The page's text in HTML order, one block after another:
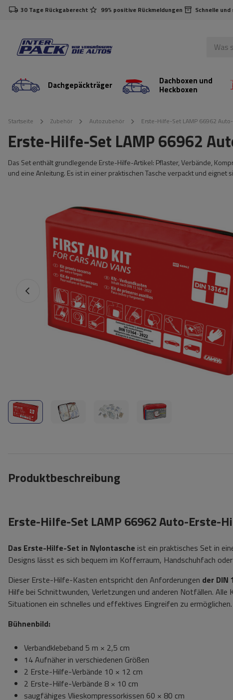
30 Tage Rückgaberecht 99% positive Rückmeldungen Schnelle
Dachgepäckträger Dachboxen und
Heckboxen
Startseite Zubehör Autozubehör Erste-Hilfe-Set LAMP 66962
Erste-Hilfe-Set LAMP 66962
Das Set enthält grundlegende Erste-Hilfe-Artikel: Pflaster, Verbände,
und eine Anleitung. Es ist in einer praktischen Tasche verpackt und eignet
Produktbeschreibung
Erste-Hilfe-Set LAMP 66962 Auto-Erste-
Das Erste-Hilfe-Set in Nylontasche ist ein praktisches Set in
Designs lässt es sich bequem im Kofferraum, Handschuhfach
Dieser Erste-Hilfe-Kasten entspricht den Anforderungen der DIN
Hilfe bei Schnittwunden, Verletzungen und anderen Notfällen.
Situationen ein schnelles und effektives Eingreifen zu ermöglichen.
Bühnenbild:
Verbandklebeband 5 m × 2,5 cm
14 Aufnäher in verschiedenen Größen
2 Erste-Hilfe-Verbände 10 × 12 cm
2 Erste-Hilfe-Verbände 8 × 10 cm
saugfähiges Vlieskompressorkissen 60 × 80 cm